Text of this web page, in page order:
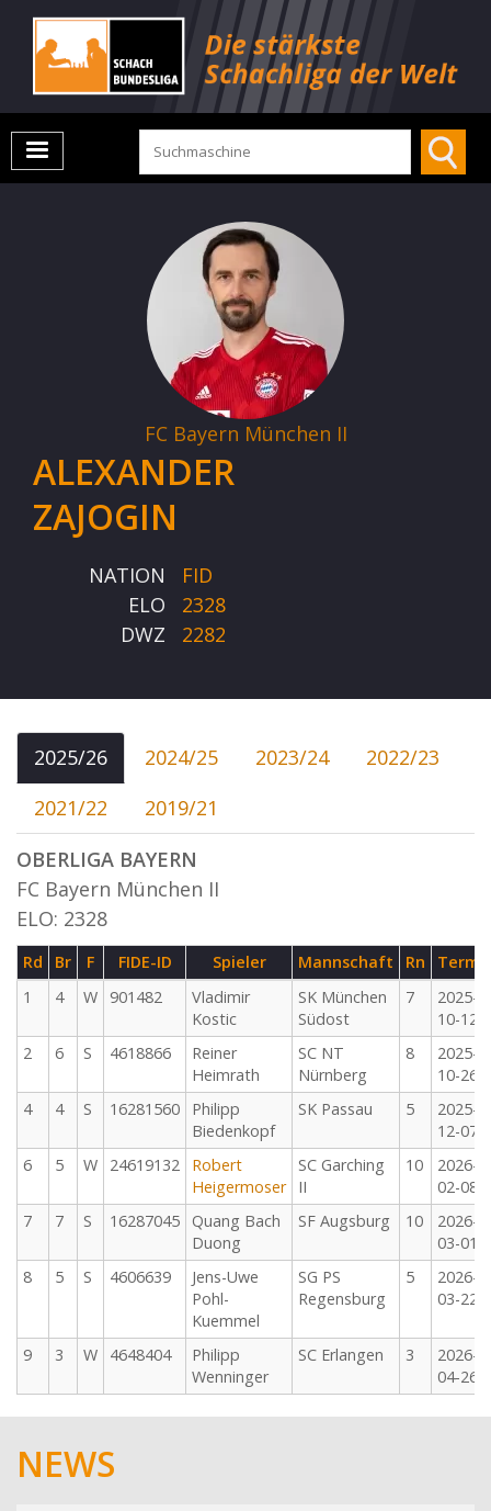
FC Bayern München II
ALEXANDER
ZAJOGIN
NATION
FID
ELO
2328
DWZ
2282
2025/26 2024/25 2023/24
2022/23
2021/22
2019/21
OBERLIGA BAYERN
FC Bayern München II
ELO: 2328
Rd Br F FIDE-ID Spieler Mannschaft Rn
1
4 W 901482
Vladimir
Kostic
SK München
Südost
7
2025-
10-12
2
6 S 4618866
Reiner
Heimrath
SC NT
Nürnberg
8
2025-
10-26
4
4 S 16281560
Philipp
Biedenkopf
SK Passau 5
2025-
12-07
6
5 W 24619132
Robert
Heigermoser
SC Garching
II
10
2026-
02-08
7
7 S 16287045
Quang Bach
Duong
SF Augsburg 10
2026-
03-01
8
5 S 4606639
Jens-Uwe
Pohl-
Kuemmel
SG PS
Regensburg
5
2026-
03-22
9 3 W 4648404
Philipp
Wenninger
SC Erlangen 3
2026-
04-26
NEWS